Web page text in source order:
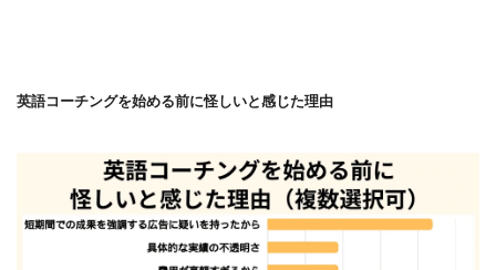
英語コーチングを始める前に怪しいと感じた理由